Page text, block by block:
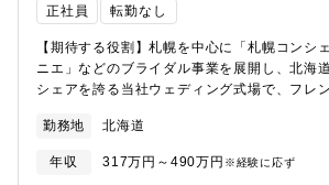
正社員 転勤なし
【期待する役割】札幌を中心に「札幌コンシ
ニエ」などのブライダル事業を展開し、北海
シェアを誇る当社ウェディング式場で、フレ
み業務・結婚式、宴会での盛り付け業務・食
（簡単なPC業務）・お皿や調理器具などの洗
ラン、宴会のメニューを考案■入社後はあなた
勤務地 北海道
年収 317万円～490万円 ※経験に応ず